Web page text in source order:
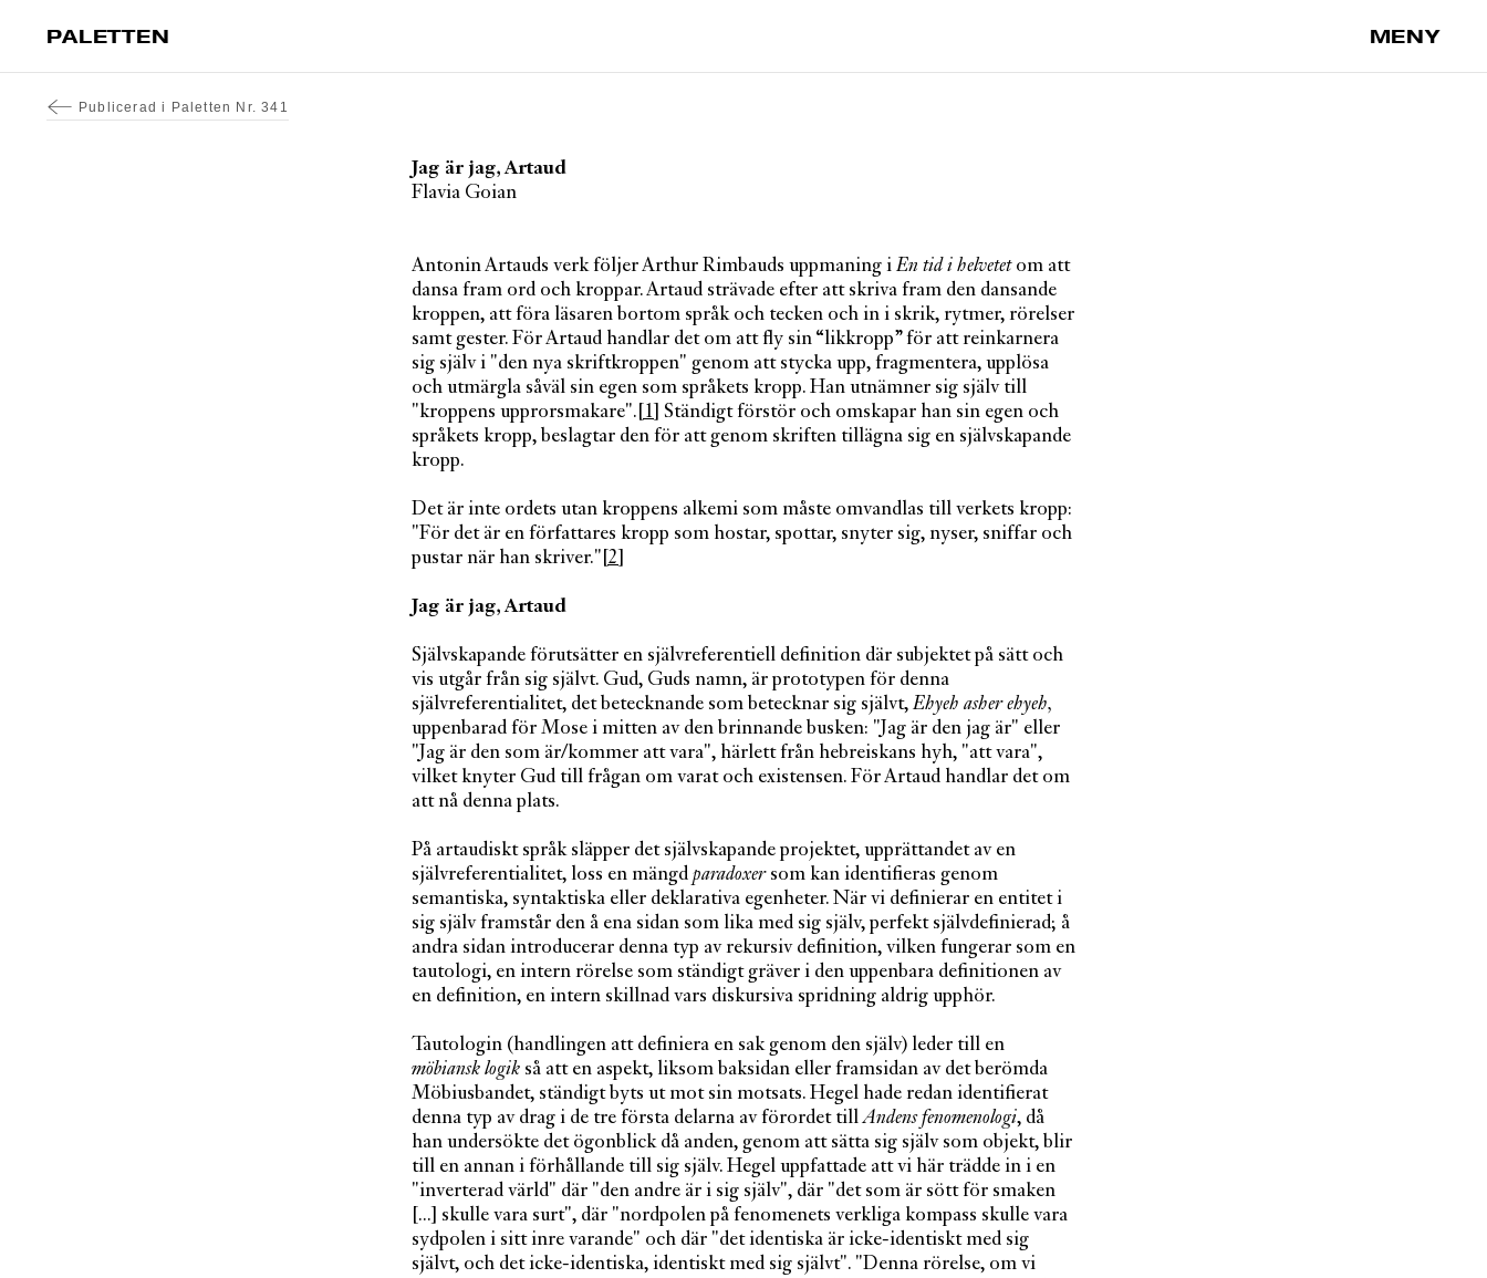
PALETTEN MENY
Nyhetsbrev
Kontakt
Sök
Publicerad i Paletten Nr. 341
Jag är jag, Artaud
Flavia Goian
Antonin Artauds verk följer Arthur Rimbauds uppmaning i En tid i helvetetom att
dansa fram ord och kroppar. Artaud strävade efter att skriva fram den dansande
kroppen, att föra läsaren bortom språk och tecken och in i skrik, rytmer, rörelser
samt gester. För Artaud handlar det om att fly sin “likkropp” för att reinkarnera
sig själv i "den nya skriftkroppen" genom att stycka upp, fragmentera, upplösa
och utmärgla såväl sin egen som språkets kropp. Han utnämner sig själv till
"kroppens upprorsmakare". [1]
Ständigt förstör och omskapar han sin egen och
språkets kropp, beslagtar den för att genom skriften tillägna sig en självskapande
kropp.
Det är inte ordets utan kroppens alkemi som måste omvandlas till verkets kropp:
"För det är en författares kropp som hostar, spottar, snyter sig, nyser, sniffar och
pustar när han skriver." [2]
Jag är jag, Artaud
Självskapande förutsätter en självreferentiell definition där subjektet på sätt och
vis utgår från sig självt. Gud, Guds namn, är prototypen för denna
självreferentialitet, det betecknande som betecknar sig självt, Ehyeh asher ehyeh,
uppenbarad för Mose i mitten av den brinnande busken: "Jag är den jag är" eller
"Jag är den som är/kommer att vara", härlett från hebreiskans hyh, "att vara",
vilket knyter Gud till frågan om varat och existensen. För Artaud handlar det om
att nå denna plats.
På artaudiskt språk släpper det självskapande projektet, upprättandet av en
självreferentialitet, loss en mängd paradoxersom kan identifieras genom
semantiska, syntaktiska eller deklarativa egenheter. När vi definierar en entitet i
sig själv framstår den å ena sidan som lika med sig själv, perfekt självdefinierad; å
andra sidan introducerar denna typ av rekursiv definition, vilken fungerar som en
tautologi, en intern rörelse som ständigt gräver i den uppenbara definitionen av
en definition, en intern skillnad vars diskursiva spridning aldrig upphör.
Tautologin (handlingen att definiera en sak genom den själv) leder till en
möbiansk logik så att en aspekt, liksom baksidan eller framsidan av det berömda
Möbiusbandet, ständigt byts ut mot sin motsats. Hegel hade redan identifierat
denna typ av drag i de tre första delarna av förordet tillAndens fenomenologi, då
han undersökte det ögonblick då anden, genom att sätta sig själv som objekt, blir
till en annan i förhållande till sig själv. Hegel uppfattade att vi här trädde in i en
"inverterad värld" där "den andre är i sig själv", där "det som är sött för smaken
[...] skulle vara surt", där "nordpolen på fenomenets verkliga kompass skulle vara
sydpolen i sitt inre varande" och där "det identiska är icke-identiskt med sig
självt, och det icke-identiska, identiskt med sig självt". "Denna rörelse, om vi